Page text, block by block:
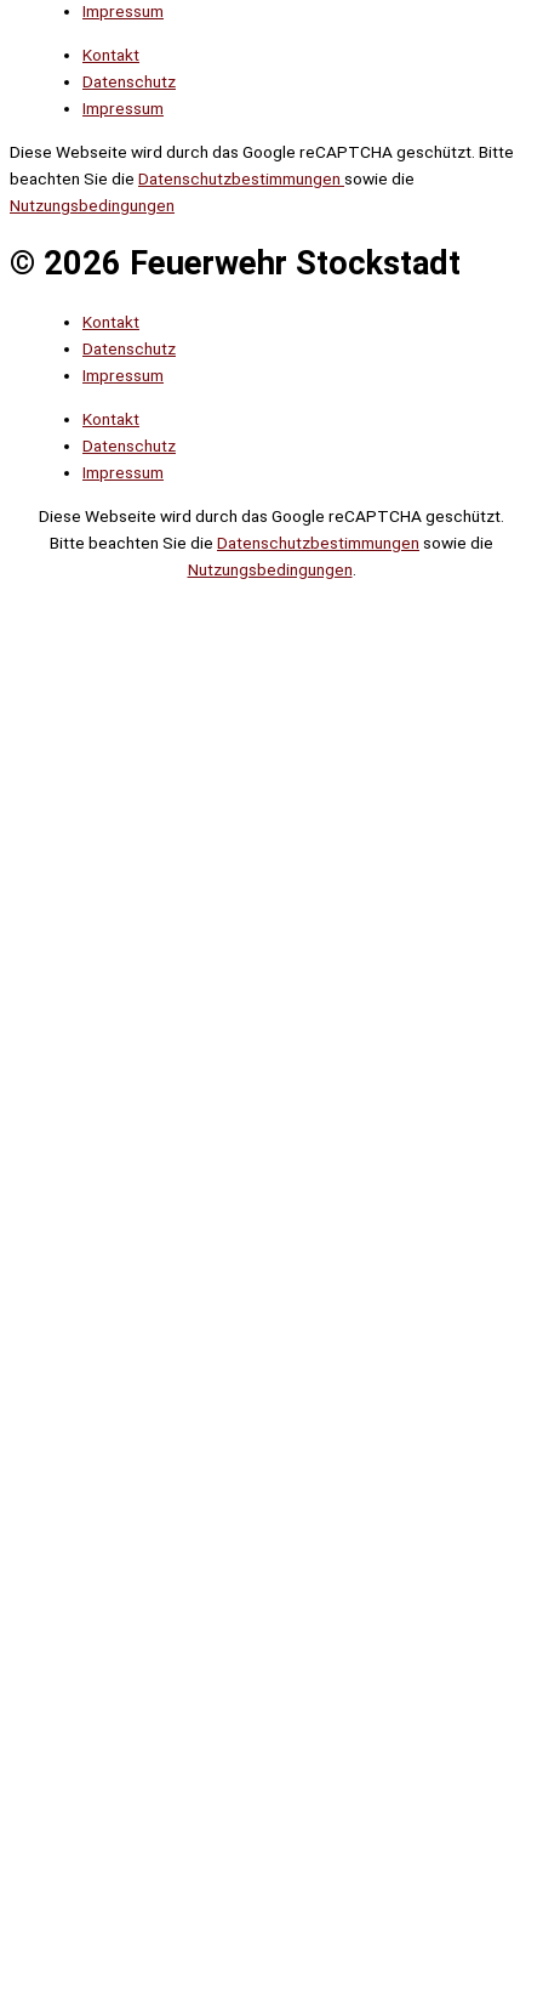
Impressum
Kontakt
Datenschutz
Impressum
Diese Webseite wird durch das Google reCAPTCHA geschützt. Bitte
beachten Sie die Datenschutzbestimmungen sowie die
Nutzungsbedingungen
© 2026 Feuerwehr Stockstadt
Kontakt
Datenschutz
Impressum
Kontakt
Datenschutz
Impressum
Diese Webseite wird durch das Google reCAPTCHA geschützt.
Bitte beachten Sie die Datenschutzbestimmungen sowie die
Nutzungsbedingungen